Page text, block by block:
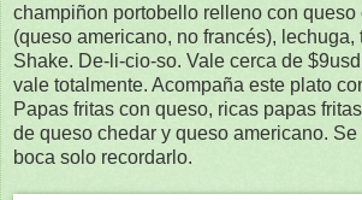
champiñon portobello relleno con queso
(queso americano, no francés), lechuga,
Shake. De-li-cio-so. Vale cerca de
vale totalmente. Acompaña este plato
Papas fritas con queso, ricas papas
de queso chedar y queso americano.
boca solo recordarlo.